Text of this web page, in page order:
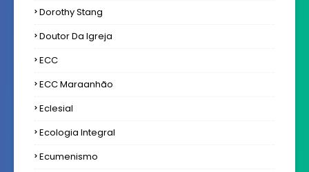
Dorothy Stang
Doutor Da Igreja
ECC
ECC Maraanhão
Eclesial
Ecologia Integral
Ecumenismo